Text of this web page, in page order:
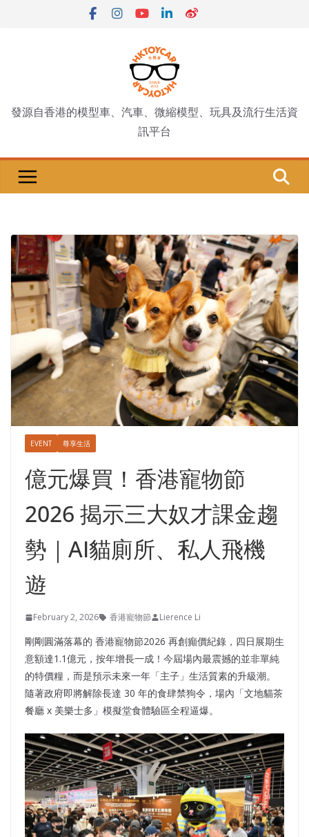
發源自香港的模型車、汽車、微縮模型、玩具及流行生活資
訊平台
EVENT 尊享生活
億元爆買！香港寵物節
2026 揭示三大奴才課金趨
勢｜AI貓廁所、私人飛機
遊
February 2, 2026 香港寵物節 Lierence Li
剛剛圓滿落幕的 香港寵物節2026 再創癲價紀錄，四日展期生
意額達1.1億元，按年增長一成！今屆場內最震撼的並非單純
的特價糧，而是預示未來一年「主子」生活質素的升級潮。
隨著政府即將解除長達 30 年的食肆禁狗令，場內「文地貓茶
餐廳 x 美樂士多」模擬堂食體驗區全程逼爆。